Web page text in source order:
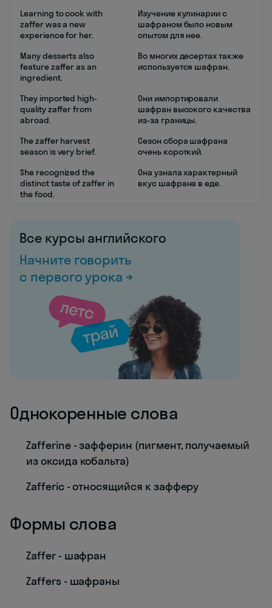
Learning to cook with
zaffer was a new
experience for her.
Изучение кулинарии с
шафраном было новым
опытом для нее.
Many desserts also
feature zaffer as an
ingredient.
Во многих десертах также
используется шафран.
They imported high-
quality zaffer from
abroad.
Они импортировали
шафран высокого качества
из-за границы.
The zaffer harvest
season is very brief.
Сезон сбора шафрана
очень короткий.
She recognized the
distinct taste of zaffer in
the food.
Она узнала характерный
вкус шафрана в еде.
Все курсы английского
Начните говорить
с первого урока →
Однокоренные слова
Zafferine - зафферин (пигмент, получаемый
из оксида кобальта)
Zafferic - относящийся к зафферу
Формы слова
Zaffer - шафран
Zaffers - шафраны